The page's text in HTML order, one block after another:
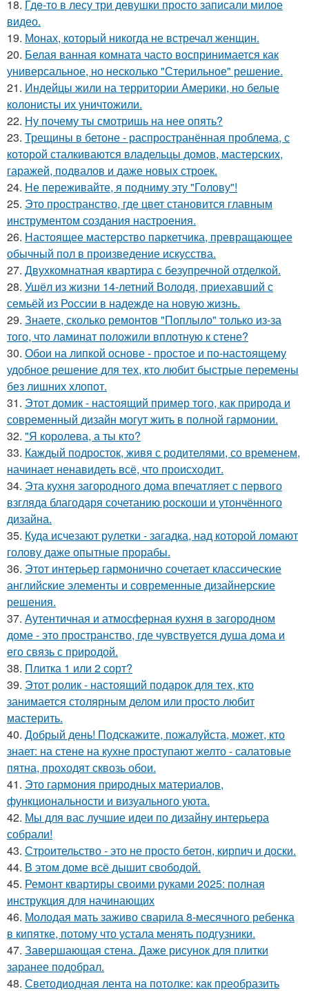
18. Гдe-то в лесу три девушки просто записали милое
видео.
19. Монах, который никогда не встречал женщин.
20. Белая ванная комната часто воспринимается как
универсальное, но несколько "Стерильное" решение.
21. Индейцы жили на территории Америки, но белые
колонисты их уничтожили.
22. Ну почему ты смотришь на нее опять?
23. Трещины в бетоне - распространённая проблема, с
которой сталкиваются владельцы домов, мастерских,
гаражей, подвалов и даже новых строек.
24. Не переживайте, я подниму эту "Голову"!
25. Это пространство, где цвет становится главным
инструментом создания настроения.
26. Настоящее мастерство паркетчика, превращающее
обычный пол в произведение искусства.
27. Двухкомнатная квартира с безупречной отделкой.
28. Ушёл из жизни 14-летний Володя, приехавший с
семьёй из России в надежде на новую жизнь.
29. Знаете, сколько ремонтов "Поплыло" только из-за
того, что ламинат положили вплотную к стене?
30. Обои на липкой основе - простое и по-настоящему
удобное решение для тех, кто любит быстрые перемены
без лишних хлопот.
31. Этот домик - настоящий пример того, как природа и
современный дизайн могут жить в полной гармонии.
32. "Я королева, а ты кто?
33. Каждый подросток, живя с родителями, со временем,
начинает ненавидеть всё, что происходит.
34. Эта кухня загородного дома впечатляет с первого
взгляда благодаря сочетанию роскоши и утончённого
дизайна.
35. Куда исчезают рулетки - загадка, над которой ломают
голову даже опытные прорабы.
36. Этот интерьер гармонично сочетает классические
английские элементы и современные дизайнерские
решения.
37. Аутентичная и атмосферная кухня в загородном
доме - это пространство, где чувствуется душа дома и
его связь с природой.
38. Плитка 1 или 2 сорт?
39. Этот ролик - настоящий подарок для тех, кто
занимается столярным делом или просто любит
мастерить.
40. Добрый день! Подскажите, пожалуйста, может, кто
знает: на стене на кухне проступают желто - салатовые
пятна, проходят сквозь обои.
41. Это гармония природных материалов,
функциональности и визуального уюта.
42. Мы для вас лучшие идеи по дизайну интерьера
собрали!
43. Строительство - это не просто бетон, кирпич и доски.
44. В этом доме всё дышит свободой.
45. Ремонт квартиры своими руками 2025: полная
инструкция для начинающих
46. Молодая мать заживо сварила 8-месячного ребенка
в кипятке, потому что устала менять подгузники.
47. Завершающая стена. Даже рисунок для плитки
заранее подобрал.
48. Светодиодная лента на потолке: как преобразить